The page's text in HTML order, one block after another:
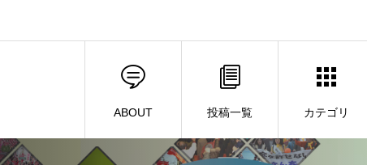
ABOUT 投稿一覧 カテゴリ